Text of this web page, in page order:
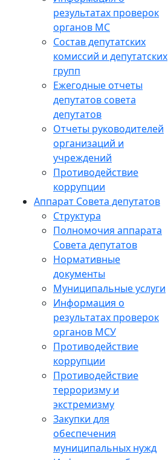
результатах проверок
органов МС
Состав депутатских
комиссий и депутатских
групп
Ежегодные отчеты
депутатов совета
депутатов
Отчеты руководителей
организаций и
учреждений
Противодействие
коррупции
Аппарат Совета депутатов
Структура
Полномочия аппарата
Совета депутатов
Нормативные
документы
Муниципальные услуги
Информация о
результатах проверок
органов МСУ
Противодействие
коррупции
Противодействие
терроризму и
экстремизму
Закупки для
обеспечения
муниципальных нужд